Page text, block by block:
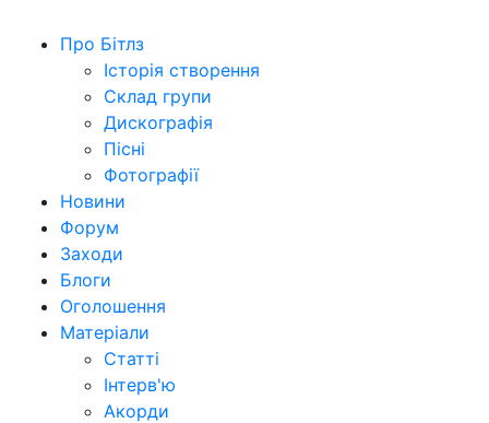
Про Бітлз
Історія створення
Склад групи
Дискографія
Пісні
Фотографії
Новини
Форум
Заходи
Блоги
Оголошення
Матеріали
Статті
Інтерв'ю
Акорди